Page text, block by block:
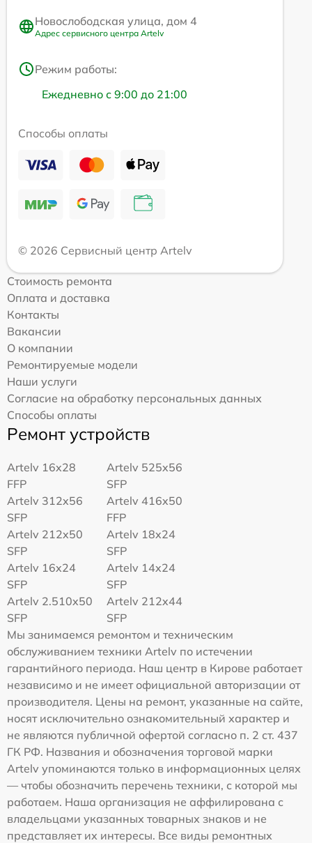
Новослободская улица, дом 4
Адрес сервисного центра Artelv
Режим работы:
Ежедневно с 9:00 до 21:00
Способы оплаты
© 2026 Сервисный центр Artelv
Стоимость ремонта
Оплата и доставка
Контакты
Вакансии
О компании
Ремонтируемые модели
Наши услуги
Согласие на обработку персональных данных
Способы оплаты
Ремонт устройств
Artelv 16x28
FFP
Artelv 525x56
SFP
Artelv 312x56
SFP
Artelv 416x50
FFP
Artelv 212x50
SFP
Artelv 18x24
SFP
Artelv 16x24
SFP
Artelv 14x24
SFP
Artelv 2.510x50
SFP
Artelv 212x44
SFP
Мы занимаемся ремонтом и техническим
обслуживанием техники Artelv по истечении
гарантийного периода. Наш центр в Кирове работает
независимо и не имеет официальной авторизации от
производителя. Цены на ремонт, указанные на сайте,
носят исключительно ознакомительный характер и
не являются публичной офертой согласно п. 2 ст. 437
ГК РФ. Названия и обозначения торговой марки
Artelv упоминаются только в информационных целях
— чтобы обозначить перечень техники, с которой мы
работаем. Наша организация не аффилирована с
владельцами указанных товарных знаков и не
представляет их интересы. Все виды ремонтных